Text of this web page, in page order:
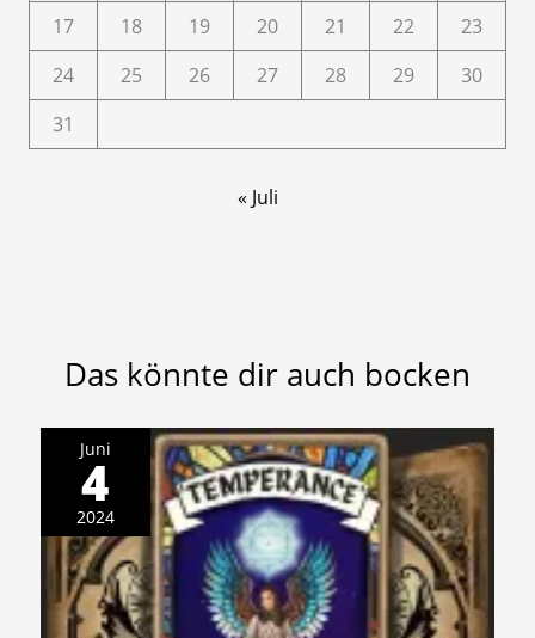
17
18 19 20 21 22
23
24
25 26 27 28 29
30
31
« Juli
Das könnte dir auch bocken
Juni
4
2024